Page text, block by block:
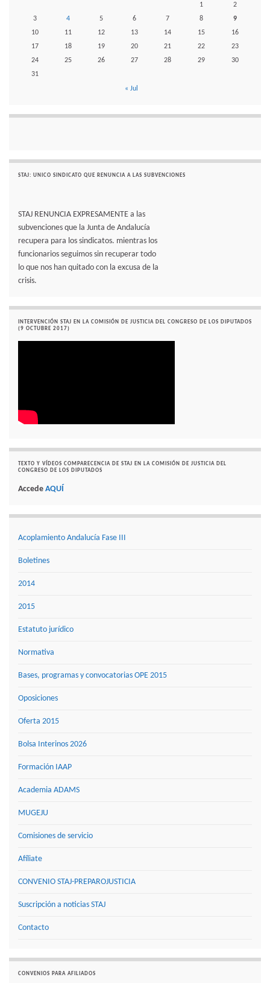
1
2
3
4 5 6 7 8
9
10
11 12 13 14 15
16
17
18 19 20 21 22
23
24
25 26 27 28 29
30
31
« Jul
STAJ: UNICO SINDICATO QUE RENUNCIA A LAS SUBVENCIONES
STAJ RENUNCIA EXPRESAMENTE a las
subvenciones que la Junta de Andalucía
recupera para los sindicatos. mientras los
funcionarios seguimos sin recuperar todo
lo que nos han quitado con la excusa de la
crisis.
INTERVENCIÓN STAJ EN LA COMISIÓN DE JUSTICIA DEL CONGRESO DE LOS DIPUTADOS
(9 OCTUBRE 2017)
TEXTO Y VÍDEOS COMPARECENCIA DE STAJ EN LA COMISIÓN DE JUSTICIA DEL
CONGRESO DE LOS DIPUTADOS
Accede AQUÍ
Acoplamiento Andalucía Fase III
Boletines
2014
2015
Estatuto jurídico
Normativa
Bases, programas y convocatorias OPE 2015
Oposiciones
Oferta 2015
Bolsa Interinos 2026
Formación IAAP
Academia ADAMS
MUGEJU
Comisiones de servicio
Afíliate
CONVENIO STAJ-PREPAROJUSTICIA
Suscripción a noticias STAJ
Contacto
CONVENIOS PARA AFILIADOS